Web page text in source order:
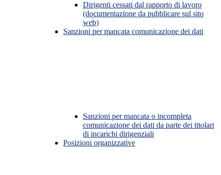
Dirigenti cessati dal rapporto di lavoro
(documentazione da pubblicare sul sito
web)
Sanzioni per mancata comunicazione dei dati
Sanzioni per mancata o incompleta
comunicazione dei dati da parte dei titolari
di incarichi dirigenziali
Posizioni organizzative